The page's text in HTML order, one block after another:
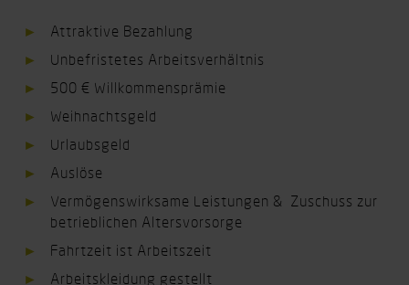
Attraktive Bezahlung
Unbefristetes Arbeitsverhältnis
500 € Willkommensprämie
Weihnachtsgeld
Urlaubsgeld
Auslöse
Vermögenswirksame Leistungen & Zuschuss zur
betrieblichen Altersvorsorge
Fahrtzeit ist Arbeitszeit
Arbeitskleidung gestellt